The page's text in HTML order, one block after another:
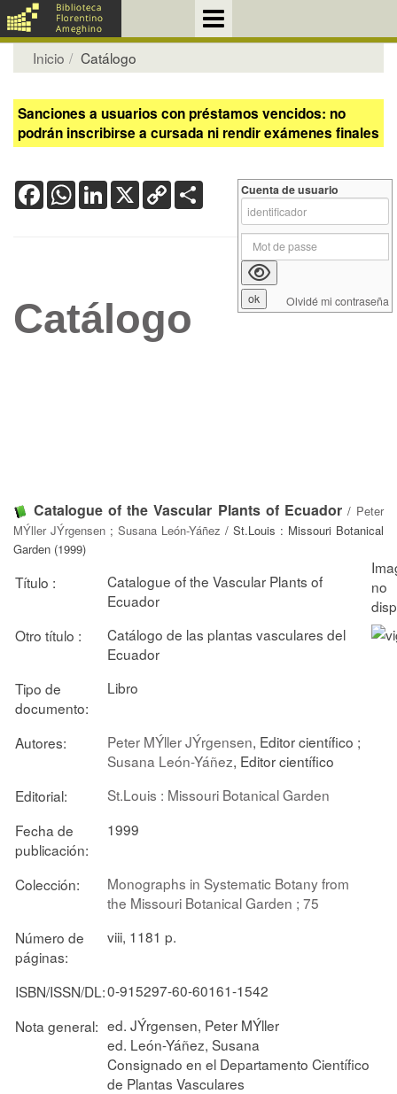
Inicio Catálogo
Sanciones a usuarios con préstamos vencidos: no
podrán inscribirse a cursada ni rendir exámenes finales
FacebookWhatsApp
LinkedIn
X Copy
Link
Catálogo
Catalogue of the Vascular Plants of Ecuador/ Peter
MÝller JÝrgensen ; Susana León-Yáñez / St.Louis : Missouri Botanical
Garden (1999)
Título :
Catalogue of the Vascular Plants of
Ecuador
Otro título :
Catálogo de las plantas vasculares del
Ecuador
Tipo de
documento:
Libro
Autores: Peter MÝller JÝrgensen, Editor científico ;
Susana León-Yáñez, Editor científico
Editorial:
St.Louis : Missouri Botanical Garden
Fecha de
publicación:
1999
Colección:
Monographs in Systematic Botany from
the Missouri Botanical Garden ; 75
Número de
páginas:
viii, 1181 p.
ISBN/ISSN/DL:0-915297-60-60161-1542
Nota general: ed. JÝrgensen, Peter MÝller
ed. León-Yáñez, Susana
Consignado en el Departamento Científico
de Plantas Vasculares
Cuenta de usuario
Olvidé mi contraseña